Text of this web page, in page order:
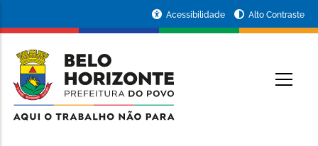
conteúdo
principal
da
Prefeitura
de
Acessibilidade Alto Contraste